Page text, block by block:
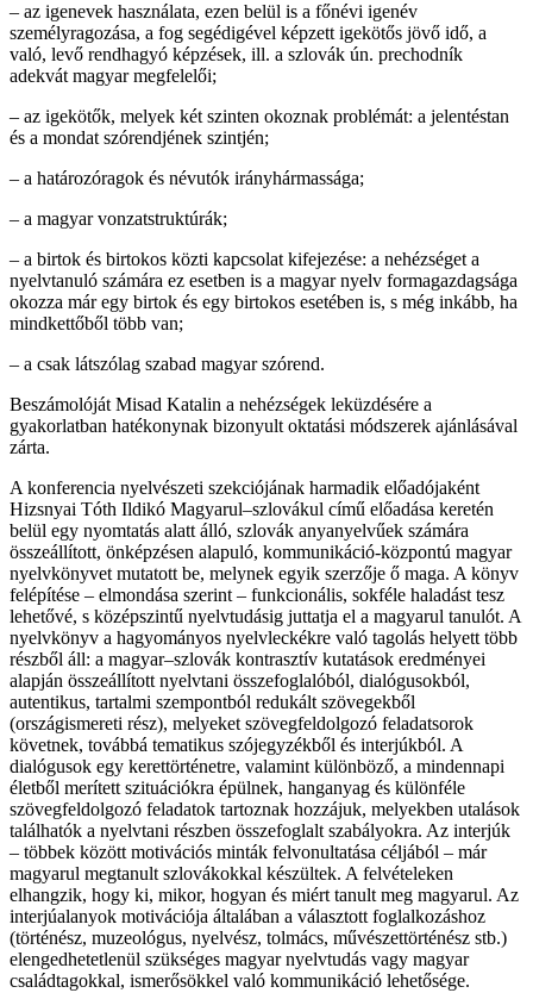
– az igenevek használata, ezen belül is a főnévi igenév
személyragozása, a fog segédigével képzett igekötős jövő idő, a
való, levő rendhagyó képzések, ill. a szlovák ún. prechodník
adekvát magyar megfelelői;
– az igekötők, melyek két szinten okoznak problémát: a jelentéstan
és a mondat szórendjének szintjén;
– a határozóragok és névutók irányhármassága;
– a magyar vonzatstruktúrák;
– a birtok és birtokos közti kapcsolat kifejezése: a nehézséget a
nyelvtanuló számára ez esetben is a magyar nyelv formagazdagsága
okozza már egy birtok és egy birtokos esetében is, s még inkább, ha
mindkettőből több van;
– a csak látszólag szabad magyar szórend.
Beszámolóját Misad Katalin a nehézségek leküzdésére a
gyakorlatban hatékonynak bizonyult oktatási módszerek ajánlásával
zárta.
A konferencia nyelvészeti szekciójának harmadik előadójaként
Hizsnyai Tóth Ildikó Magyarul–szlovákul című előadása keretén
belül egy nyomtatás alatt álló, szlovák anyanyelvűek számára
összeállított, önképzésen alapuló, kommunikáció-központú magyar
nyelvkönyvet mutatott be, melynek egyik szerzője ő maga. A könyv
felépítése – elmondása szerint – funkcionális, sokféle haladást tesz
lehetővé, s középszintű nyelvtudásig juttatja el a magyarul tanulót. A
nyelvkönyv a hagyományos nyelvleckékre való tagolás helyett több
részből áll: a magyar–szlovák kontrasztív kutatások eredményei
alapján összeállított nyelvtani összefoglalóból, dialógusokból,
autentikus, tartalmi szempontból redukált szövegekből
(országismereti rész), melyeket szövegfeldolgozó feladatsorok
követnek, továbbá tematikus szójegyzékből és interjúkból. A
dialógusok egy kerettörténetre, valamint különböző, a mindennapi
életből merített szituációkra épülnek, hanganyag és különféle
szövegfeldolgozó feladatok tartoznak hozzájuk, melyekben utalások
találhatók a nyelvtani részben összefoglalt szabályokra. Az interjúk
– többek között motivációs minták felvonultatása céljából – már
magyarul megtanult szlovákokkal készültek. A felvételeken
elhangzik, hogy ki, mikor, hogyan és miért tanult meg magyarul. Az
interjúalanyok motivációja általában a választott foglalkozáshoz
(történész, muzeológus, nyelvész, tolmács, művészettörténész stb.)
elengedhetetlenül szükséges magyar nyelvtudás vagy magyar
családtagokkal, ismerősökkel való kommunikáció lehetősége.